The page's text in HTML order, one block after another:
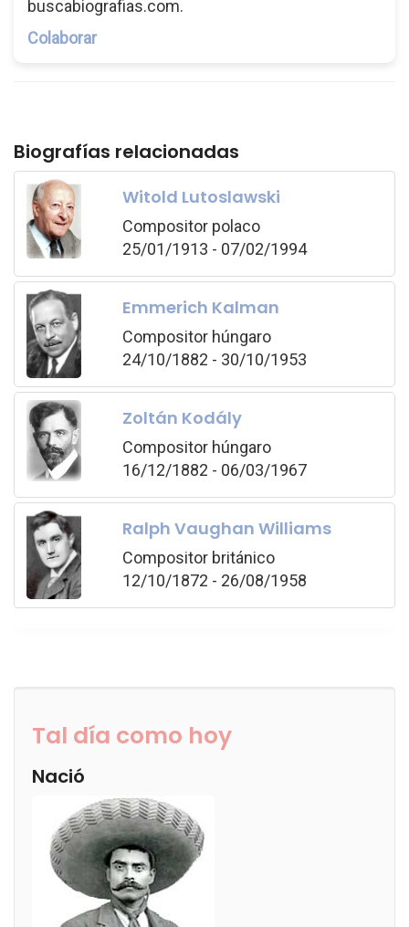
buscabiografias.com.
Colaborar
Biografías relacionadas
Witold Lutoslawski
Compositor polaco
25/01/1913 - 07/02/1994
Emmerich Kalman
Compositor húngaro
24/10/1882 - 30/10/1953
Zoltán Kodály
Compositor húngaro
16/12/1882 - 06/03/1967
Ralph Vaughan Williams
Compositor británico
12/10/1872 - 26/08/1958
Tal día como hoy
Nació